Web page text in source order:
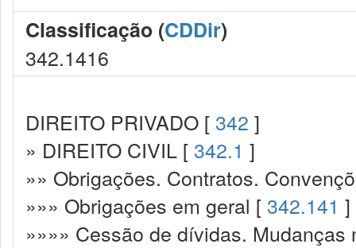
Classificação (CDDir)
342.1416
DIREITO PRIVADO [ 342 ]
» DIREITO CIVIL [ 342.1 ]
»» Obrigações. Contratos.
»»» Obrigações em geral [ 342.141 ]
»»»» Cessão de dívidas.